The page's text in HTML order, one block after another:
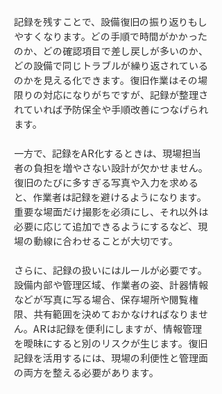
記録を残すことで、設備復旧の振り返りもし
やすくなります。どの手順で時間がかかった
のか、どの確認項目で差し戻しが多いのか、
どの設備で同じトラブルが繰り返されている
のかを見える化できます。復旧作業はその場
限りの対応になりがちですが、記録が整理さ
れていれば予防保全や手順改善につなげられ
ます。
一方で、記録をAR化するときは、現場担当
者の負担を増やさない設計が欠かせません。
復旧のたびに多すぎる写真や入力を求める
と、作業者は記録を避けるようになります。
重要な場面だけ撮影を必須にし、それ以外は
必要に応じて追加できるようにするなど、現
場の動線に合わせることが大切です。
さらに、記録の扱いにはルールが必要です。
設備内部や管理区域、作業者の姿、計器情報
などが写真に写る場合、保存場所や閲覧権
限、共有範囲を決めておかなければなりませ
ん。ARは記録を便利にしますが、情報管理
を曖昧にすると別のリスクが生じます。復旧
記録を活用するには、現場の利便性と管理面
の両方を整える必要があります。